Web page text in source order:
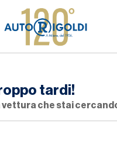
tardi!
vettura che stai